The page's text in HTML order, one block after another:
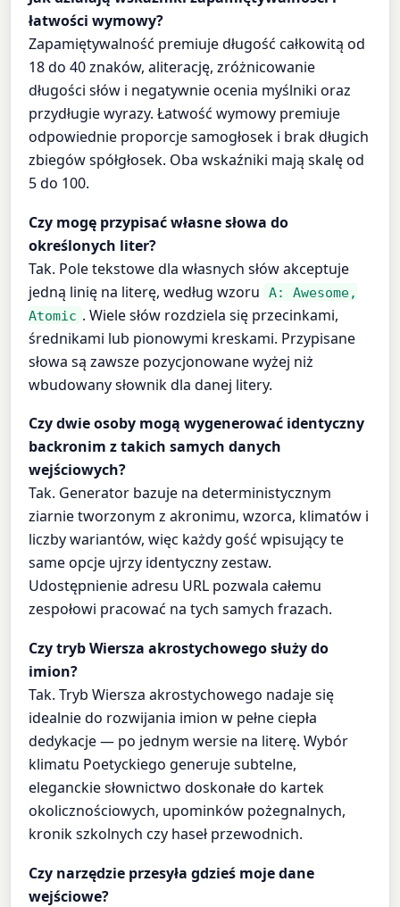
łatwości wymowy?
Zapamiętywalność premiuje długość całkowitą od
18 do 40 znaków, aliterację, zróżnicowanie
długości słów i negatywnie ocenia myślniki oraz
przydługie wyrazy. Łatwość wymowy premiuje
odpowiednie proporcje samogłosek i brak długich
zbiegów spółgłosek. Oba wskaźniki mają skalę od
5 do 100.
Czy mogę przypisać własne słowa do
określonych liter?
Tak. Pole tekstowe dla własnych słów akceptuje
jedną linię na literę, według wzoru
A: Awesome,
Atomic . Wiele słów rozdziela się przecinkami,
średnikami lub pionowymi kreskami. Przypisane
słowa są zawsze pozycjonowane wyżej niż
wbudowany słownik dla danej litery.
Czy dwie osoby mogą wygenerować identyczny
backronim z takich samych danych
wejściowych?
Tak. Generator bazuje na deterministycznym
ziarnie tworzonym z akronimu, wzorca, klimatów i
liczby wariantów, więc każdy gość wpisujący te
same opcje ujrzy identyczny zestaw.
Udostępnienie adresu URL pozwala całemu
zespołowi pracować na tych samych frazach.
Czy tryb Wiersza akrostychowego służy do
imion?
Tak. Tryb Wiersza akrostychowego nadaje się
idealnie do rozwijania imion w pełne ciepła
dedykacje — po jednym wersie na literę. Wybór
klimatu Poetyckiego generuje subtelne,
eleganckie słownictwo doskonałe do kartek
okolicznościowych, upominków pożegnalnych,
kronik szkolnych czy haseł przewodnich.
Czy narzędzie przesyła gdzieś moje dane
wejściowe?